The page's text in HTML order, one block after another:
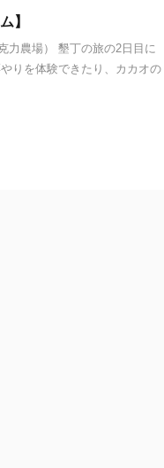
】
力農場） 墾丁の旅の2日目に
りを体験できたり、カカオの